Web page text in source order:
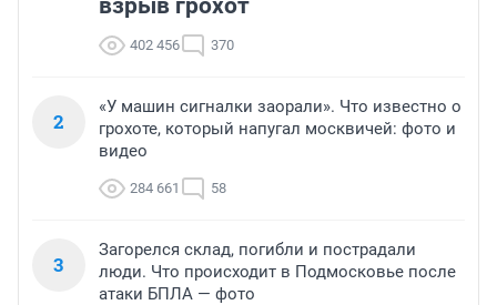
402 456 370
2
«У машин сигналки заорали». Что известно о
грохоте, который напугал москвичей: фото и
видео
284 661 58
3
Загорелся склад, погибли и пострадали
люди. Что происходит в Подмосковье после
атаки БПЛА — фото